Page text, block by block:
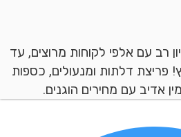
עם אלפי לקוחות מרוצים, עד
דלתות ומנעולים, כספות
עם מחירים הוגנים.